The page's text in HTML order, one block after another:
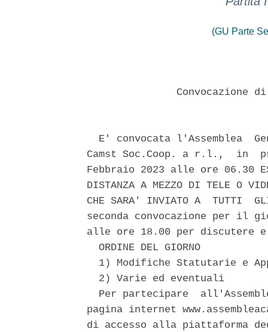
(GU Parte
Convocazione
E' convocata l'Assemblea
Camst Soc.Coop. a r.l.,  in
Febbraio 2023 alle ore 06.30
DISTANZA A MEZZO DI TELE O
CHE SARA' INVIATO A  TUTTI
seconda convocazione per il
alle ore 18.00 per discutere
  ORDINE DEL GIORNO
1) Modifiche Statutarie e
  2) Varie ed eventuali
Per partecipare
pagina internet
di accesso alla piattaforma